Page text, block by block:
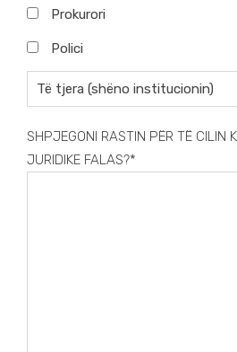
Prokurori
Polici
SHPJEGONI RASTIN PËR TË CILIN
JURIDIKE FALAS?*